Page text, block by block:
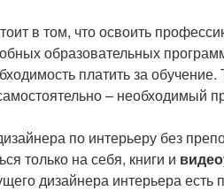
в том, что освоить
образовательных
платить за
– необходимый
по интерьеру без
только на себя, книги и видео
дизайнера интерьера есть